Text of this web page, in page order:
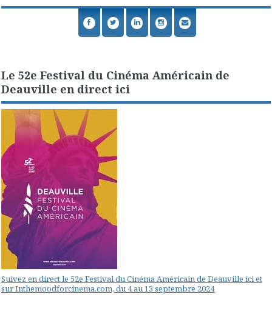
Le 52e Festival du Cinéma Américain de
Deauville en direct ici
Suivez en direct le 52e Festival du Cinéma Américain de Deauville ici et
sur Inthemoodforcinema.com, du 4 au 13 septembre 2024